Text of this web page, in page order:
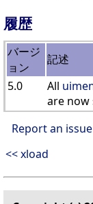
履歴
バージ
ョン
記述
5.0
All
are now
Report an issue
<< xload